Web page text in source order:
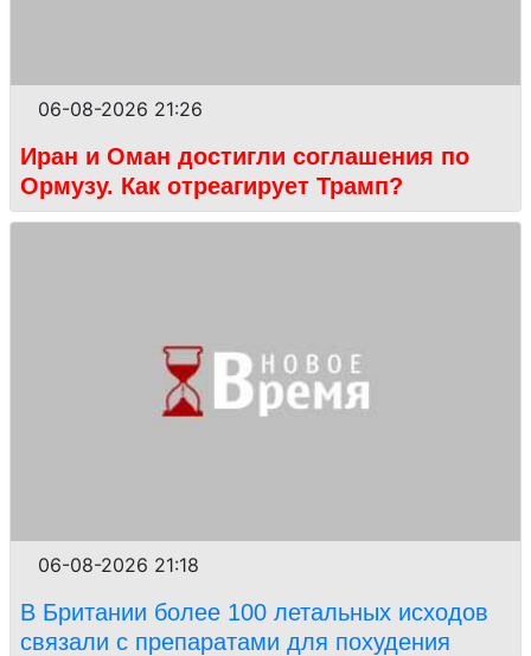
06-08-2026 21:26
Иран и Оман достигли соглашения по
Ормузу. Как отреагирует Трамп?
06-08-2026 21:18
В Британии более 100 летальных исходов
связали с препаратами для похудения